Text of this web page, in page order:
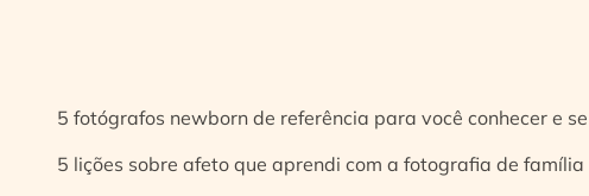
5 fotógrafos newborn de referência para você conhecer e
5 lições sobre afeto que aprendi com a fotografia de família